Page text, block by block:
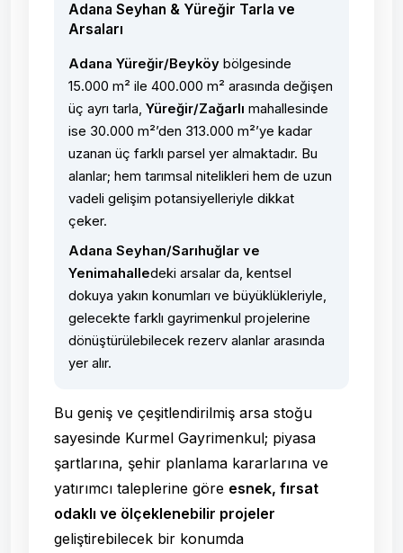
Adana Seyhan & Yüreğir Tarla ve
Arsaları
Adana Yüreğir/Beyköy bölgesinde
15.000 m² ile 400.000 m² arasında değişen
üç ayrı tarla, Yüreğir/Zağarlı mahallesinde
ise 30.000 m²’den 313.000 m²’ye kadar
uzanan üç farklı parsel yer almaktadır. Bu
alanlar; hem tarımsal nitelikleri hem de uzun
vadeli gelişim potansiyelleriyle dikkat
çeker.
Adana Seyhan/Sarıhuğlar ve
Yenimahalledeki arsalar da, kentsel
dokuya yakın konumları ve büyüklükleriyle,
gelecekte farklı gayrimenkul projelerine
dönüştürülebilecek rezerv alanlar arasında
yer alır.
Bu geniş ve çeşitlendirilmiş arsa stoğu
sayesinde Kurmel Gayrimenkul; piyasa
şartlarına, şehir planlama kararlarına ve
yatırımcı taleplerine göre esnek, fırsat
odaklı ve ölçeklenebilir projeler
geliştirebilecek bir konumda